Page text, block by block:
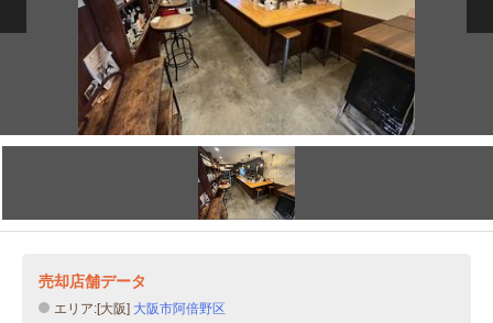
売却店舗データ
エリア:[大阪] 大阪市阿倍野区